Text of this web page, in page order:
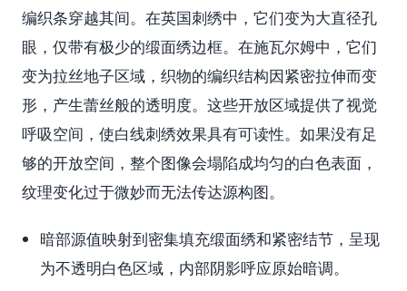
编织条穿越其间。在英国刺绣中，它们变为大直径孔
眼，仅带有极少的缎面绣边框。在施瓦尔姆中，它们
变为拉丝地子区域，织物的编织结构因紧密拉伸而变
形，产生蕾丝般的透明度。这些开放区域提供了视觉
呼吸空间，使白线刺绣效果具有可读性。如果没有足
够的开放空间，整个图像会塌陷成均匀的白色表面，
纹理变化过于微妙而无法传达源构图。
暗部源值映射到密集填充缎面绣和紧密结节，呈现
为不透明白色区域，内部阴影呼应原始暗调。